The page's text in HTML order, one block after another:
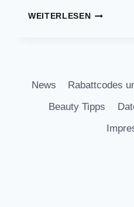
WEITERLESENBURBERRY
News Rabattcodes
Beauty Tipps